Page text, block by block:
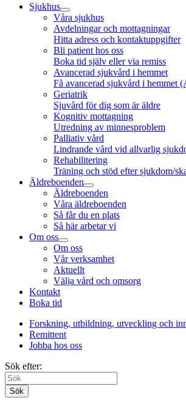
Sjukhus
Våra sjukhus
Avdelningar och mottagningar
Hitta adress och kontaktuppgifter
Bli patient hos oss
Boka tid själv eller via remiss
Avancerad sjukvård i hemmet
Få avancerad sjukvård i hemmet
Geriatrik
Sjuvård för dig som är äldre
Kognitiv mottagning
Utredning av minnesproblem
Palliativ vård
Lindrande vård vid allvarlig
Rehabilitering
Träning och stöd efter sjukdom/
Äldreboenden
Äldreboenden
Våra äldreboenden
Så får du en plats
Så här arbetar vi
Om oss
Om oss
Vår verksamhet
Aktuellt
Välja vård och omsorg
Kontakt
Boka tid
Forskning, utbildning, utveckling och
Remittent
Jobba hos oss
Sök efter:
Sök